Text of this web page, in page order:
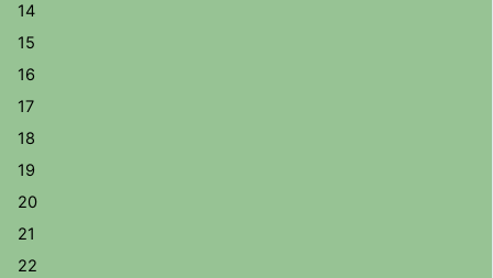
14
15
16
17
18
19
20
21
22